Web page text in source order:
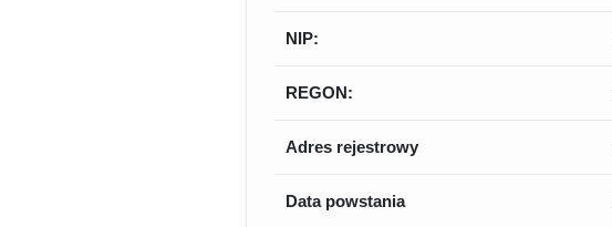
NIP:
REGON:
Adres rejestrowy
Data powstania